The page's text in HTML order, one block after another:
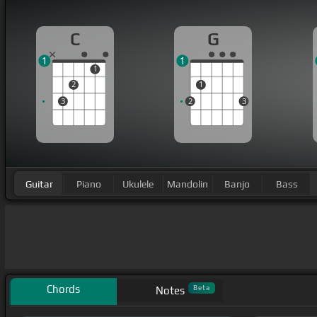
C
3
2
1
1
G
2
1
3
1
Guitar Piano Ukulele Mandolin Banjo Bass
Chords Notes Beta